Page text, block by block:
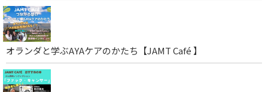
オランダと学ぶAYAケアのかたち【JAMT Café 】